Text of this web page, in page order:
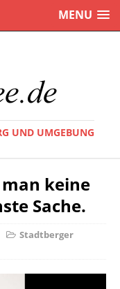
MENU
UND UMGEBUNG
keine
Sache.
Stadtberger